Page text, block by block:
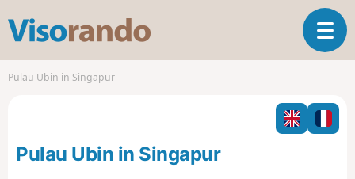
s
o
T
o
l
n
Pulau Ubin in Singapur
Pulau Ubin in Singapur